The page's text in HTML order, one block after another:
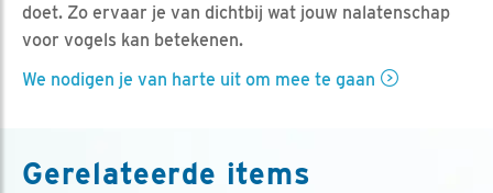
doet. Zo ervaar je van dichtbij wat jouw nalatenschap
voor vogels kan betekenen.
We nodigen je van harte uit om mee te gaan
Gerelateerde items